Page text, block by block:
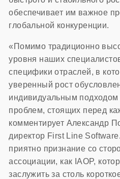
обеспечивает им важное
глобальной конкуренции.
«Помимо традиционно
уровня наших
специфики отраслей, в
уверенный рост
индивидуальным
проблем, стоящих перед
комментирует Александр
директор First Line
приятно признание со
ассоциации, как IAOP,
заслужить за столь